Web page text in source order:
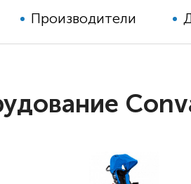
Коляски для детей с ДЦП
Детские вертикализаторы
Производители